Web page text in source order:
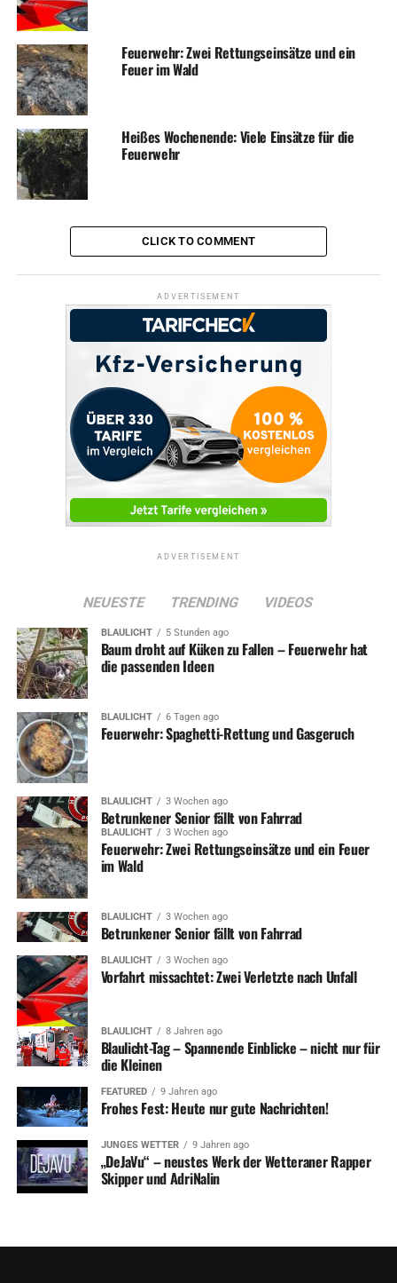
Feuerwehr: Zwei Rettungseinsätze und ein
Feuer im Wald
Heißes Wochenende: Viele Einsätze für die
Feuerwehr
CLICK TO COMMENT
ADVERTISEMENT
ADVERTISEMENT
NEUESTE TRENDING VIDEOS
BLAULICHT 5 Stunden ago
Baum droht auf Küken zu Fallen – Feuerwehr hat
die passenden Ideen
BLAULICHT 6 Tagen ago
Feuerwehr: Spaghetti-Rettung und Gasgeruch
BLAULICHT 3 Wochen ago
Betrunkener Senior fällt von Fahrrad
BLAULICHT 3 Wochen ago
Feuerwehr: Zwei Rettungseinsätze und ein Feuer
im Wald
BLAULICHT 3 Wochen ago
Betrunkener Senior fällt von Fahrrad
BLAULICHT 3 Wochen ago
Vorfahrt missachtet: Zwei Verletzte nach Unfall
BLAULICHT 8 Jahren ago
Blaulicht-Tag – Spannende Einblicke – nicht nur für
die Kleinen
FEATURED 9 Jahren ago
Frohes Fest: Heute nur gute Nachrichten!
JUNGES WETTER 9 Jahren ago
„DeJaVu“ – neustes Werk der Wetteraner Rapper
Skipper und AdriNalin